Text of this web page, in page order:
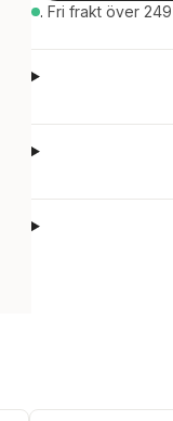
. Fri frakt över 249